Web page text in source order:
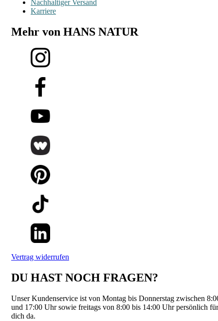
Nachhaltiger Versand
Karriere
Mehr von HANS NATUR
Vertrag widerrufen
DU HAST NOCH FRAGEN?
Unser Kundenservice ist von Montag bis Donnerstag zwischen
und 17:00 Uhr sowie freitags von 8:00 bis 14:00 Uhr persönlich für
dich da.